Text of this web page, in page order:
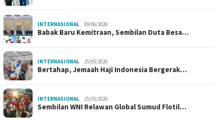
INTERNASIONAL 09/06/2026
Babak Baru Kemitraan, Sembilan Duta Besa…
INTERNASIONAL 25/05/2026
Bertahap, Jemaah Haji Indonesia Bergerak…
INTERNASIONAL 25/05/2026
Sembilan WNI Relawan Global Sumud Flotil…